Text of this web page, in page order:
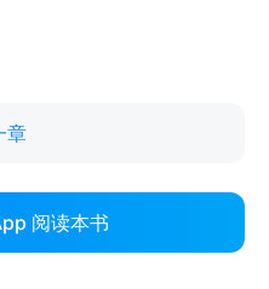
章
阅读本书